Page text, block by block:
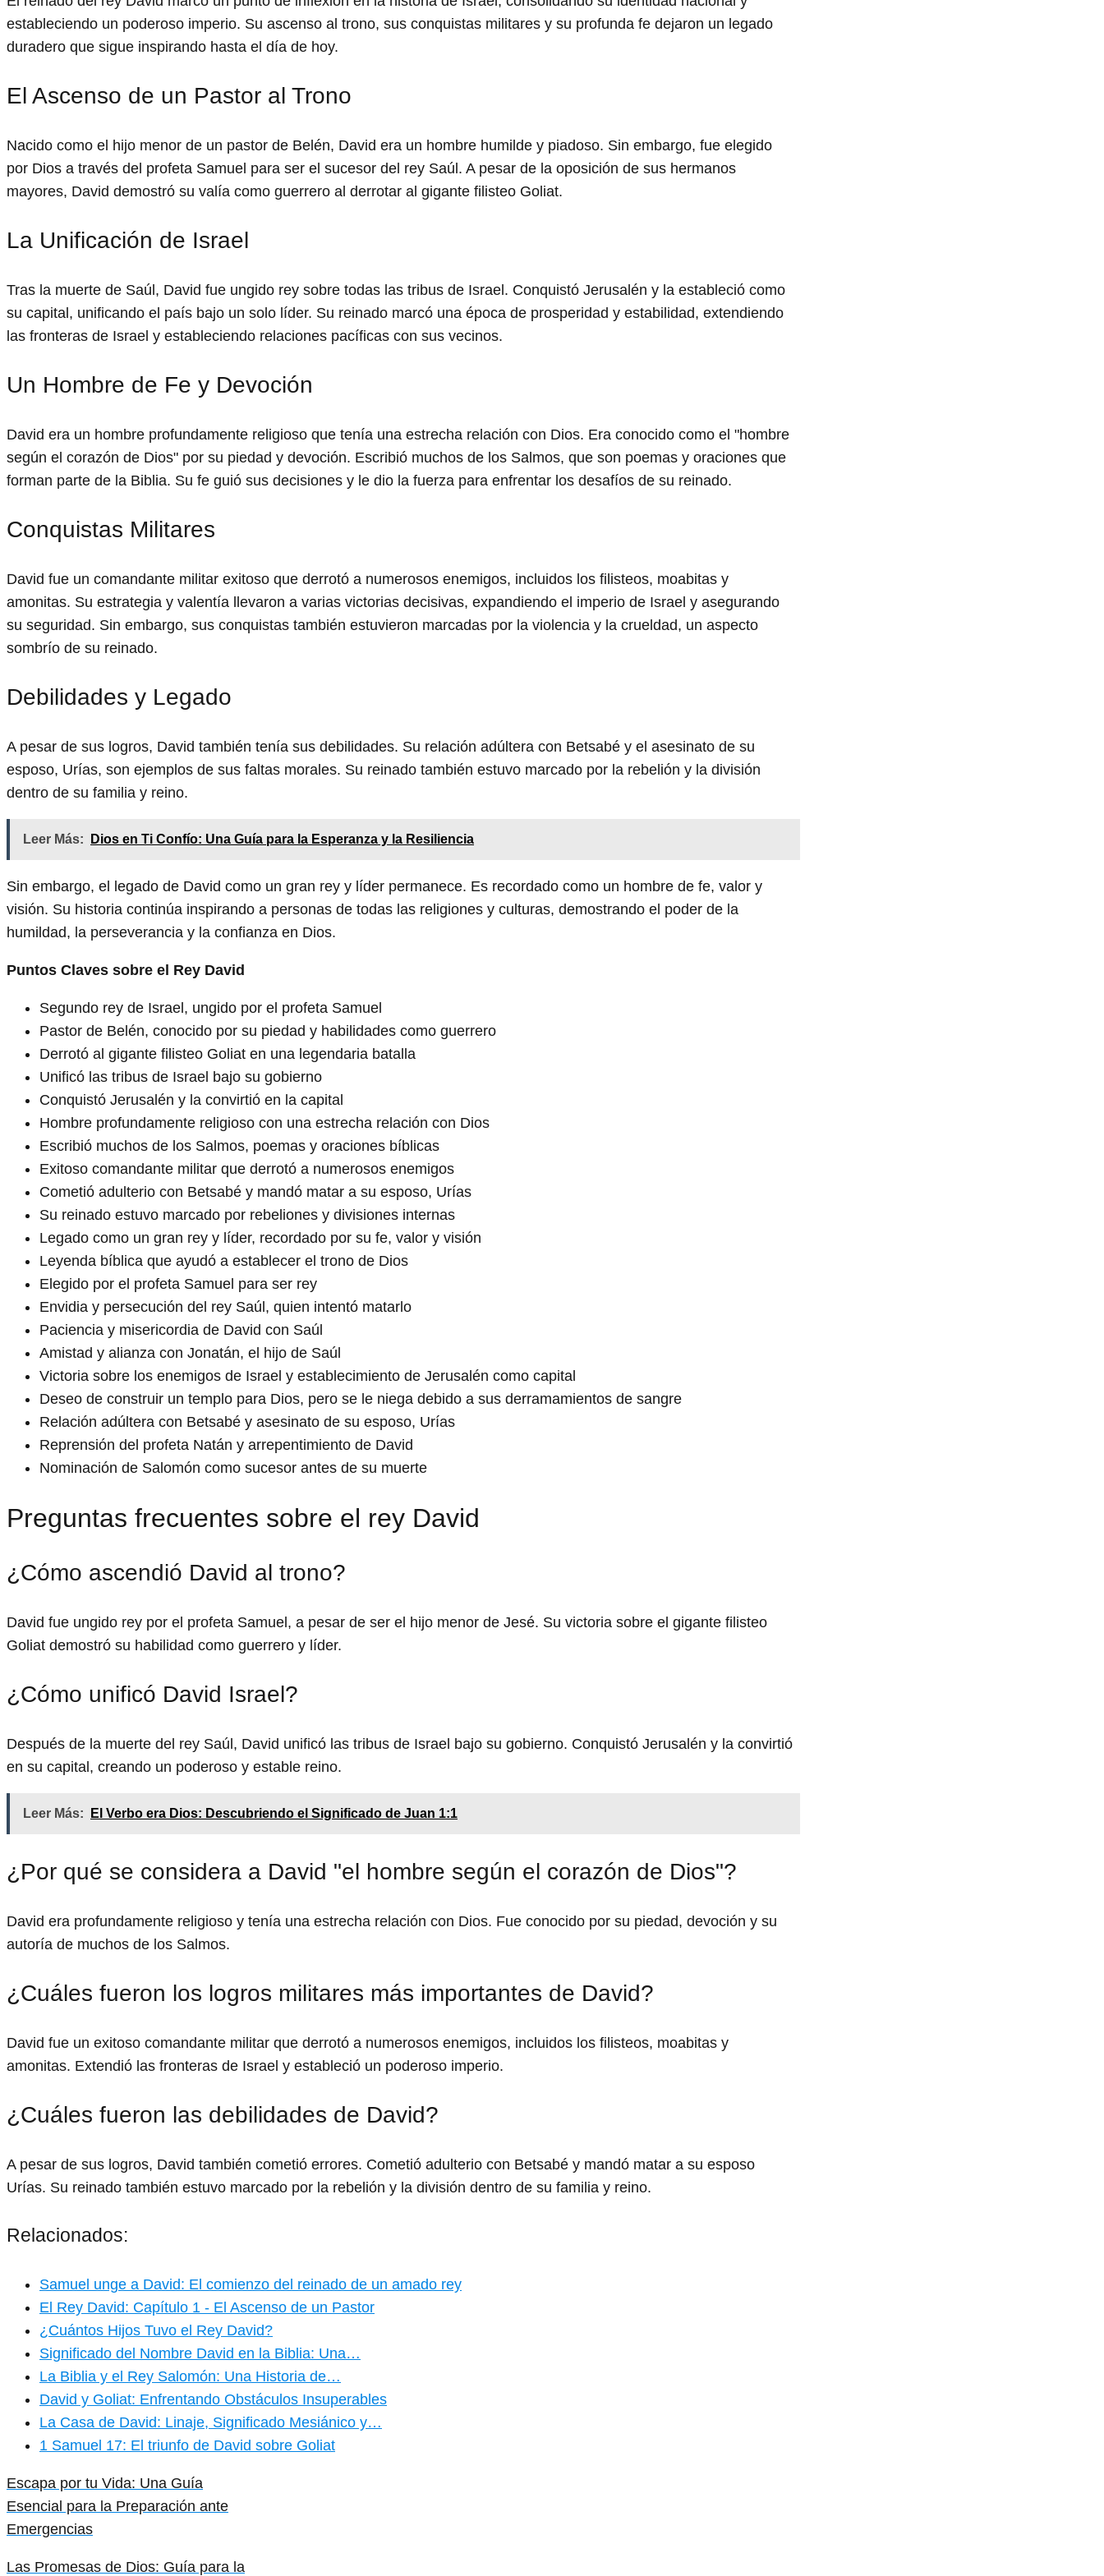
estableciendo un poderoso imperio. Su ascenso al trono, sus conquistas militares y su profunda fe dejaron un legado
duradero que sigue inspirando hasta el día de hoy.
El Ascenso de un Pastor al Trono
Nacido como el hijo menor de un pastor de Belén, David era un hombre humilde y piadoso. Sin embargo, fue elegido
por Dios a través del profeta Samuel para ser el sucesor del rey Saúl. A pesar de la oposición de sus hermanos
mayores, David demostró su valía como guerrero al derrotar al gigante filisteo Goliat.
La Unificación de Israel
Tras la muerte de Saúl, David fue ungido rey sobre todas las tribus de Israel. Conquistó Jerusalén y la estableció como
su capital, unificando el país bajo un solo líder. Su reinado marcó una época de prosperidad y estabilidad, extendiendo
las fronteras de Israel y estableciendo relaciones pacíficas con sus vecinos.
Un Hombre de Fe y Devoción
David era un hombre profundamente religioso que tenía una estrecha relación con Dios. Era conocido como el "hombre
según el corazón de Dios" por su piedad y devoción. Escribió muchos de los Salmos, que son poemas y oraciones que
forman parte de la Biblia. Su fe guió sus decisiones y le dio la fuerza para enfrentar los desafíos de su reinado.
Conquistas Militares
David fue un comandante militar exitoso que derrotó a numerosos enemigos, incluidos los filisteos, moabitas y
amonitas. Su estrategia y valentía llevaron a varias victorias decisivas, expandiendo el imperio de Israel y asegurando
su seguridad. Sin embargo, sus conquistas también estuvieron marcadas por la violencia y la crueldad, un aspecto
sombrío de su reinado.
Debilidades y Legado
A pesar de sus logros, David también tenía sus debilidades. Su relación adúltera con Betsabé y el asesinato de su
esposo, Urías, son ejemplos de sus faltas morales. Su reinado también estuvo marcado por la rebelión y la división
dentro de su familia y reino.
Leer Más: Dios en Ti Confío: Una Guía para la Esperanza y la Resiliencia
Sin embargo, el legado de David como un gran rey y líder permanece. Es recordado como un hombre de fe, valor y
visión. Su historia continúa inspirando a personas de todas las religiones y culturas, demostrando el poder de la
humildad, la perseverancia y la confianza en Dios.
Puntos Claves sobre el Rey David
Segundo rey de Israel, ungido por el profeta Samuel
Pastor de Belén, conocido por su piedad y habilidades como guerrero
Derrotó al gigante filisteo Goliat en una legendaria batalla
Unificó las tribus de Israel bajo su gobierno
Conquistó Jerusalén y la convirtió en la capital
Hombre profundamente religioso con una estrecha relación con Dios
Escribió muchos de los Salmos, poemas y oraciones bíblicas
Exitoso comandante militar que derrotó a numerosos enemigos
Cometió adulterio con Betsabé y mandó matar a su esposo, Urías
Su reinado estuvo marcado por rebeliones y divisiones internas
Legado como un gran rey y líder, recordado por su fe, valor y visión
Leyenda bíblica que ayudó a establecer el trono de Dios
Elegido por el profeta Samuel para ser rey
Envidia y persecución del rey Saúl, quien intentó matarlo
Paciencia y misericordia de David con Saúl
Amistad y alianza con Jonatán, el hijo de Saúl
Victoria sobre los enemigos de Israel y establecimiento de Jerusalén como capital
Deseo de construir un templo para Dios, pero se le niega debido a sus derramamientos de sangre
Relación adúltera con Betsabé y asesinato de su esposo, Urías
Reprensión del profeta Natán y arrepentimiento de David
Nominación de Salomón como sucesor antes de su muerte
Preguntas frecuentes sobre el rey David
¿Cómo ascendió David al trono?
David fue ungido rey por el profeta Samuel, a pesar de ser el hijo menor de Jesé. Su victoria sobre el gigante filisteo
Goliat demostró su habilidad como guerrero y líder.
¿Cómo unificó David Israel?
Después de la muerte del rey Saúl, David unificó las tribus de Israel bajo su gobierno. Conquistó Jerusalén y la convirtió
en su capital, creando un poderoso y estable reino.
Leer Más: El Verbo era Dios: Descubriendo el Significado de Juan 1:1
¿Por qué se considera a David "el hombre según el corazón de Dios"?
David era profundamente religioso y tenía una estrecha relación con Dios. Fue conocido por su piedad, devoción y su
autoría de muchos de los Salmos.
¿Cuáles fueron los logros militares más importantes de David?
David fue un exitoso comandante militar que derrotó a numerosos enemigos, incluidos los filisteos, moabitas y
amonitas. Extendió las fronteras de Israel y estableció un poderoso imperio.
¿Cuáles fueron las debilidades de David?
A pesar de sus logros, David también cometió errores. Cometió adulterio con Betsabé y mandó matar a su esposo
Urías. Su reinado también estuvo marcado por la rebelión y la división dentro de su familia y reino.
Relacionados:
Samuel unge a David: El comienzo del reinado de un amado rey
El Rey David: Capítulo 1 - El Ascenso de un Pastor
¿Cuántos Hijos Tuvo el Rey David?
Significado del Nombre David en la Biblia: Una…
La Biblia y el Rey Salomón: Una Historia de…
David y Goliat: Enfrentando Obstáculos Insuperables
La Casa de David: Linaje, Significado Mesiánico y…
1 Samuel 17: El triunfo de David sobre Goliat
Escapa por tu Vida: Una Guía
Esencial para la Preparación ante
Emergencias
Las Promesas de Dios: Guía para la